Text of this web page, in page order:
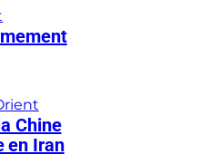
Chine
en Iran